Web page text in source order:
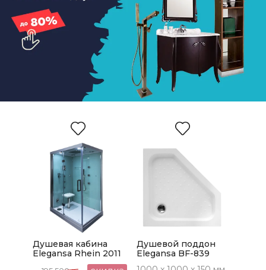
Душевая кабина
Elegansa Rhein 2011
Душевой поддон
Elegansa BF-839